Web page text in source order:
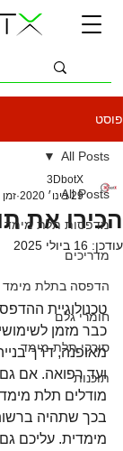
פוסט
All Posts
מדפסות תלת מימד
מדריכים
הדפסה בתלת מימד
חומרי גלם
סורקי תלת מימד
תוכנות
All Posts
הכירו את
3DbotX
29 בינו׳ 2020
זמן
עודכן: 16 ביולי 2025
טכנולוגיית
כבר מזמן
מאופנה, דרך
ועד רפואה. אם
מודלים תלת
בכך שתהיה
מימדית. עליכם